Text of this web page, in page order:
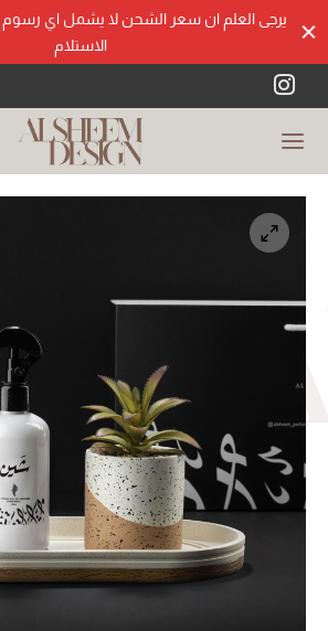
يرجى العلم ان سعر الشحن لا يشمل اي رسوم
الاستلام